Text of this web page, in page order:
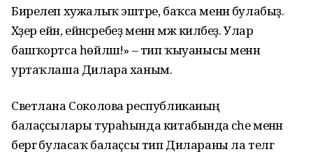
Бирелеп хужалыҡ эштәре, баҡса менән булабыҙ.
Хәҙер ейән, ейәнсә­ребеҙ менән мәж киләбеҙ. Улар
башҡортса һөйләшә!» – тип ҡыуанысы менән
уртаҡлаша Дилара ханым.
Светлана Соколова республиканың
балаҫсылары тураһында китабында әсәһе менән
бергә буласаҡ балаҫсы тип Дилараны ла телгә